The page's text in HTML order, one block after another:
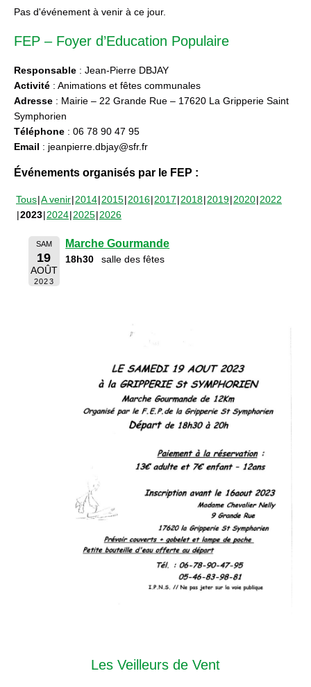
Pas d'événement à venir à ce jour.
FEP – Foyer d’Education Populaire
Responsable : Jean-Pierre DBJAY
Activité : Animations et fêtes communales
Adresse : Mairie – 22 Grande Rue – 17620 La Gripperie Saint
Symphorien
Téléphone : 06 78 90 47 95
Email : jeanpierre.dbjay@sfr.fr
Événements organisés par le FEP :
Tous A venir 2014 2015 2016 2017 2018 2019 2020 2022
2023 2024 2025 2026
SAM
19
AOÛT
2023
Marche Gourmande
18h30 salle des fêtes
Les Veilleurs de Vent